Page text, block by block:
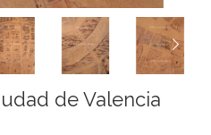
de Valencia